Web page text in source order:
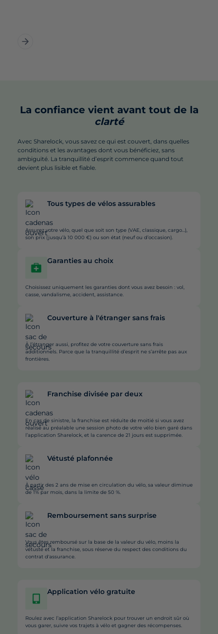
La confiance vient avant tout de la
clarté
Avec Sharelock, vous savez ce qui est couvert, dans quelles
conditions et les avantages dont vous bénéficiez, sans
ambiguïté. La tranquillité d’esprit commence quand tout
devient plus lisible et fiable.
Tous types de vélos assurables
Assurez votre vélo, quel que soit son type (VAE, classique, cargo…),
son prix (jusqu’à 10 000 €) ou son état (neuf ou d’occasion).
Garanties au choix
Choisissez uniquement les garanties dont vous avez besoin : vol,
casse, vandalisme, accident, assistance.
Couverture à l'étranger sans frais
À l’étranger aussi, profitez de votre couverture sans frais
additionnels. Parce que la tranquillité d’esprit ne s’arrête pas aux
frontières.
Franchise divisée par deux
En cas de sinistre, la franchise est réduite de moitié si vous avez
réalisé au préalable une session photo de votre vélo bien garé dans
l’application Sharelock, et la carence de 21 jours est supprimée.
Vétusté plafonnée
À partir des 2 ans de mise en circulation du vélo, sa valeur diminue
de 1% par mois, dans la limite de 50 %.
Remboursement sans surprise
Vous êtes remboursé sur la base de la valeur du vélo, moins la
vétusté et la franchise, sous réserve du respect des conditions du
contrat d'assurance.
Application vélo gratuite
Roulez avec l’application Sharelock pour trouver un endroit sûr où
vous garer, suivre vos trajets à vélo et gagner des récompenses.